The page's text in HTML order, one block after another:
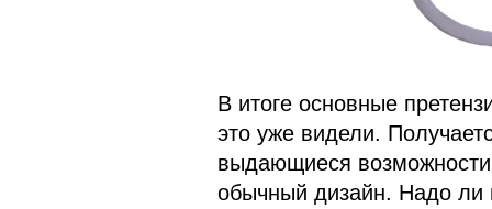
В итоге основные
это уже видели.
выдающиеся
обычный дизайн. Надо ли